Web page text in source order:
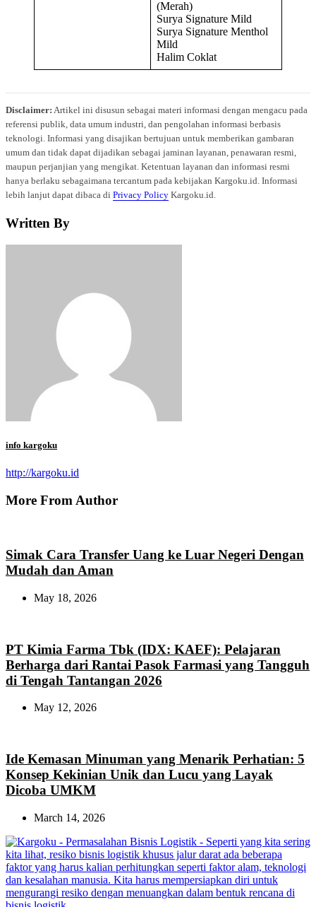
(Merah)
Surya Signature Mild
Surya Signature Menthol
Mild
Halim Coklat
Disclaimer: Artikel ini disusun sebagai materi informasi dengan mengacu pada
referensi publik, data umum industri, dan pengolahan informasi berbasis
teknologi. Informasi yang disajikan bertujuan untuk memberikan gambaran
umum dan tidak dapat dijadikan sebagai jaminan layanan, penawaran resmi,
maupun perjanjian yang mengikat. Ketentuan layanan dan informasi resmi
hanya berlaku sebagaimana tercantum pada kebijakan Kargoku.id. Informasi
lebih lanjut dapat dibaca di Privacy Policy Kargoku.id.
Written By
info kargoku
http://kargoku.id
More From Author
Simak Cara Transfer Uang ke Luar Negeri Dengan
Mudah dan Aman
May 18, 2026
PT Kimia Farma Tbk (IDX: KAEF): Pelajaran
Berharga dari Rantai Pasok Farmasi yang Tangguh
di Tengah Tantangan 2026
May 12, 2026
Ide Kemasan Minuman yang Menarik Perhatian: 5
Konsep Kekinian Unik dan Lucu yang Layak
Dicoba UMKM
March 14, 2026